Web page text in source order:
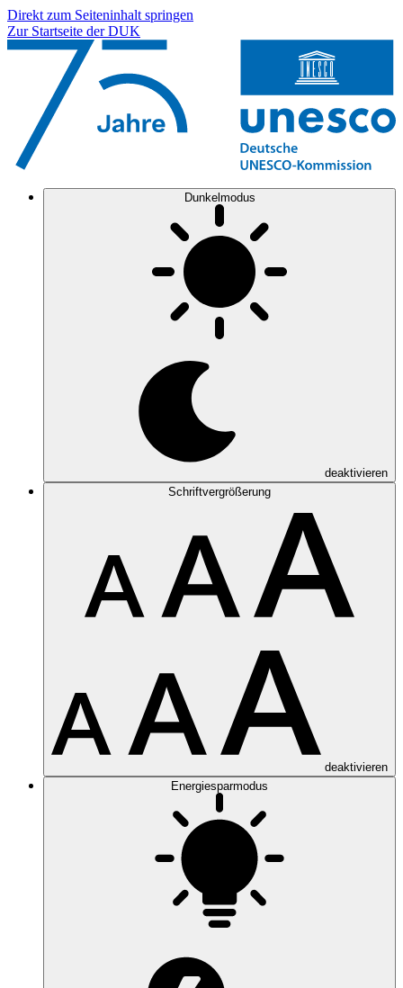
Direkt zum Seiteninhalt springen
Zur Startseite der DUK
Dunkelmodus
deaktivieren
Schriftvergrößerung
deaktivieren
Energiesparmodus